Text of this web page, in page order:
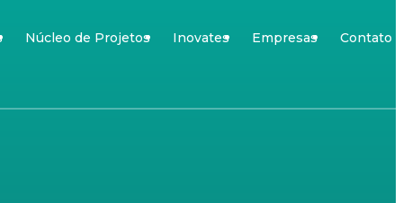
Núcleo de Projetos Inovates Empresas Contato